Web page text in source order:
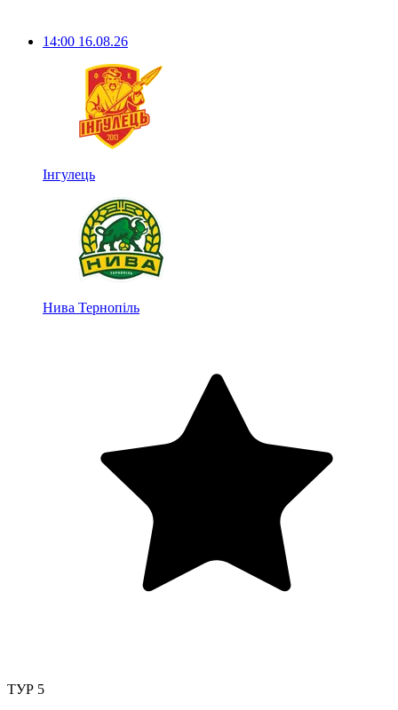
14:00 16.08.26
Інгулець
Нива Тернопіль
ТУР 5